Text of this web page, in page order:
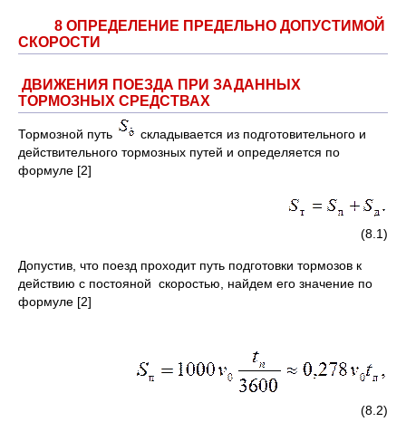
8 ОПРЕДЕЛЕНИЕ ПРЕДЕЛЬНО ДОПУСТИМОЙ
СКОРОСТИ
ДВИЖЕНИЯ ПОЕЗДА ПРИ ЗАДАННЫХ
ТОРМОЗНЫХ СРЕДСТВАХ
Тормозной путь
складывается из подготовительного и
действительного тормозных путей и определяется по
формуле [2]
(8.1)
Допустив, что поезд проходит путь подготовки тормозов к
действию с постояной скоростью, найдем его значение по
формуле [2]
(8.2)